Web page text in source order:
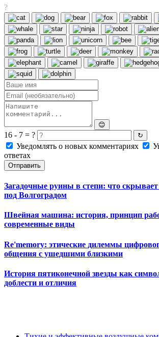
?
😊
16 - 7 = ? ↻
Уведомлять о новых комментариях
ответах
Отправить
Загадочные руины в степи: что
под Волгоградом
Швейная машина: история, принцип
современные виды
Re'memory: этические дилеммы
общения с ушедшими близкими
История пятиконечной звезды как
доблести и отличия